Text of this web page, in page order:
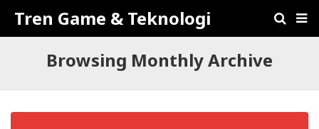
Tren Game & Teknologi
Browsing Monthly Archive